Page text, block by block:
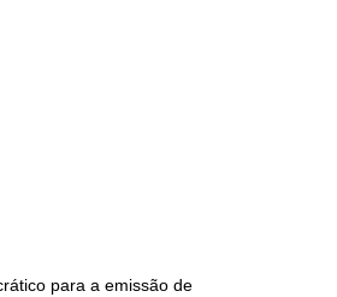
para a emissão de